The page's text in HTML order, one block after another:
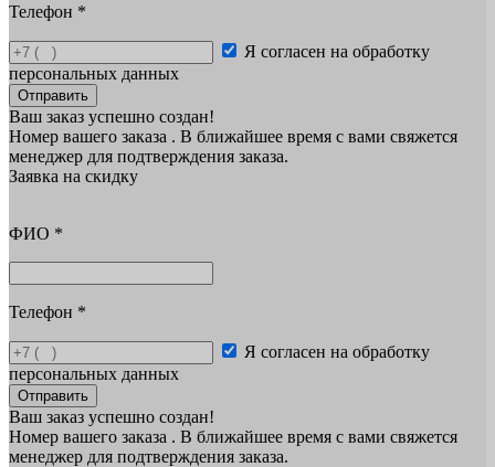
Телефон *
Я согласен на обработку
персональных данных
Отправить
Ваш заказ успешно создан!
Номер вашего заказа . В ближайшее время с вами свяжется
менеджер для подтверждения заказа.
Заявка на скидку
ФИО *
Телефон *
Я согласен на обработку
персональных данных
Отправить
Ваш заказ успешно создан!
Номер вашего заказа . В ближайшее время с вами свяжется
менеджер для подтверждения заказа.